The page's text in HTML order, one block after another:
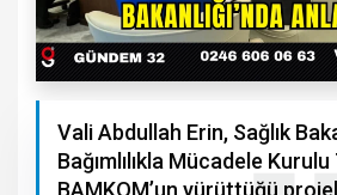
Vali Abdullah Erin, Sağlık
Bağımlılıkla Mücadele Kurulu
BAMKOM’un yürüttüğü